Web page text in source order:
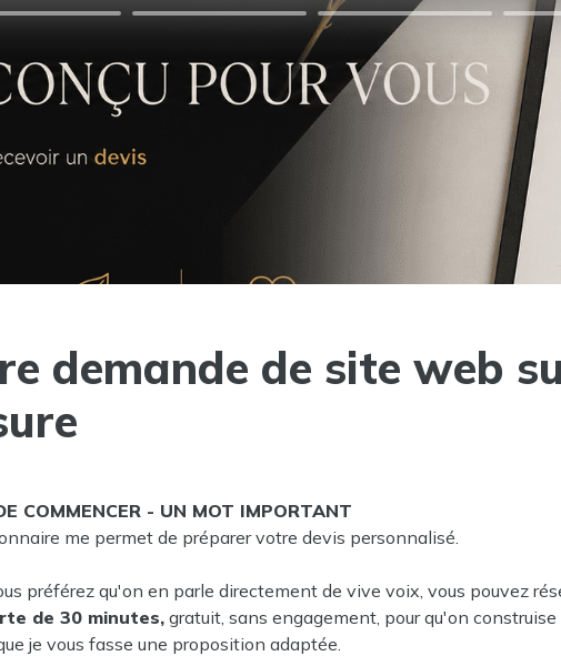
demande de site web
COMMENCER - UN MOT IMPORTANT
me permet de préparer votre devis personnalisé.
préférez qu'on en parle directement de vive voix, vous pouvez
de 30 minutes, gratuit, sans engagement, pour qu'on
je vous fasse une proposition adaptée.